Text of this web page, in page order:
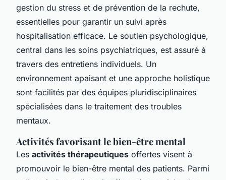
gestion du stress et de prévention de la rechute,
essentielles pour garantir un suivi après
hospitalisation efficace. Le soutien psychologique,
central dans les soins psychiatriques, est assuré à
travers des entretiens individuels. Un
environnement apaisant et une approche holistique
sont facilités par des équipes pluridisciplinaires
spécialisées dans le traitement des troubles
mentaux.
Activités favorisant le bien-être mental
Les activités thérapeutiques offertes visent à
promouvoir le bien-être mental des patients. Parmi